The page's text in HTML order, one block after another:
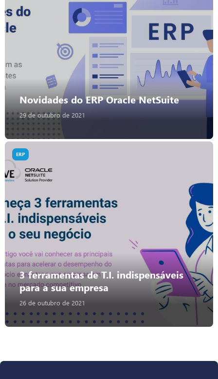
Novidades do ERP Oracle NetSuite
29 de outubro de 2021
3 ferramentas de T.I. indispensáveis
para a sua empresa
26 de outubro de 2021
ERP